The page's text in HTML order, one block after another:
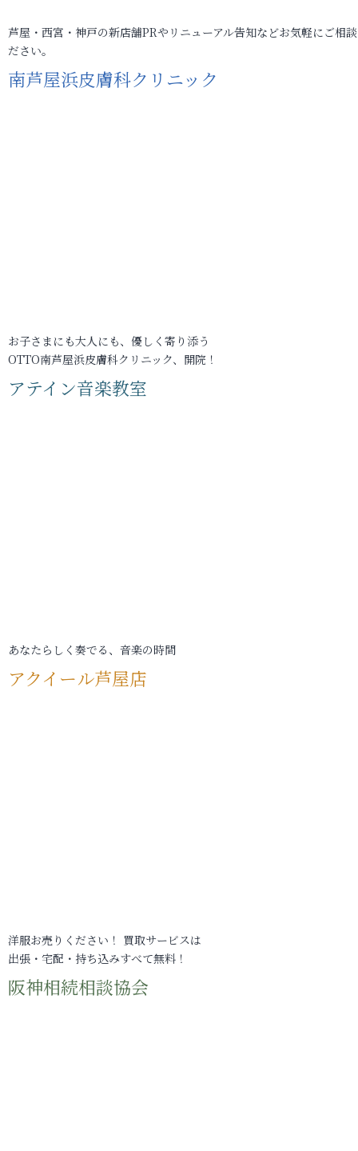
芦屋・西宮・神戸の新店舗PRやリニューアル告知などお気軽にご相
ださい。
南芦屋浜皮膚科クリニック
お子さまにも大人にも、優しく寄り添う
OTTO南芦屋浜皮膚科クリニック、開院！
アテイン音楽教室
あなたらしく奏でる、音楽の時間
アクイール芦屋店
洋服お売りください！ 買取サービスは
出張・宅配・持ち込みすべて無料！
阪神相続相談協会